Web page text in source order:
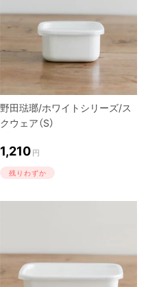
野田琺瑯/ホワイトシリーズ/ス
クウェア（S）
1,210 円
残りわずか